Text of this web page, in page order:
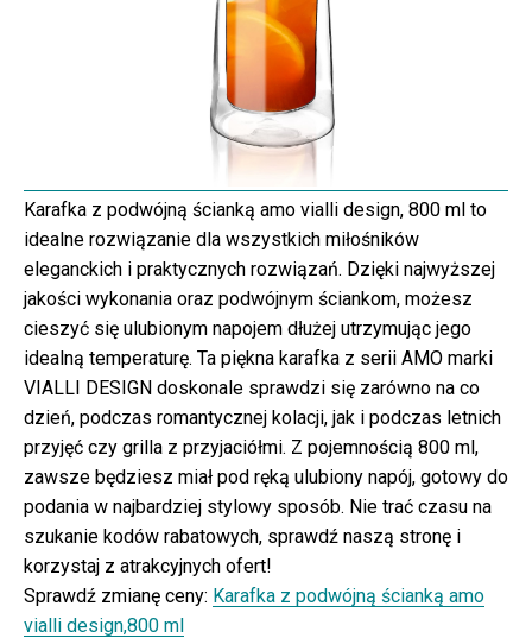
Karafka z podwójną ścianką amo vialli design, 800 ml to
idealne rozwiązanie dla wszystkich miłośników
eleganckich i praktycznych rozwiązań. Dzięki najwyższej
jakości wykonania oraz podwójnym ściankom, możesz
cieszyć się ulubionym napojem dłużej utrzymując jego
idealną temperaturę. Ta piękna karafka z serii AMO marki
VIALLI DESIGN doskonale sprawdzi się zarówno na co
dzień, podczas romantycznej kolacji, jak i podczas letnich
przyjęć czy grilla z przyjaciółmi. Z pojemnością 800 ml,
zawsze będziesz miał pod ręką ulubiony napój, gotowy do
podania w najbardziej stylowy sposób. Nie trać czasu na
szukanie kodów rabatowych, sprawdź naszą stronę i
korzystaj z atrakcyjnych ofert!
Sprawdź zmianę ceny: Karafka z podwójną ścianką amo
vialli design,800 ml